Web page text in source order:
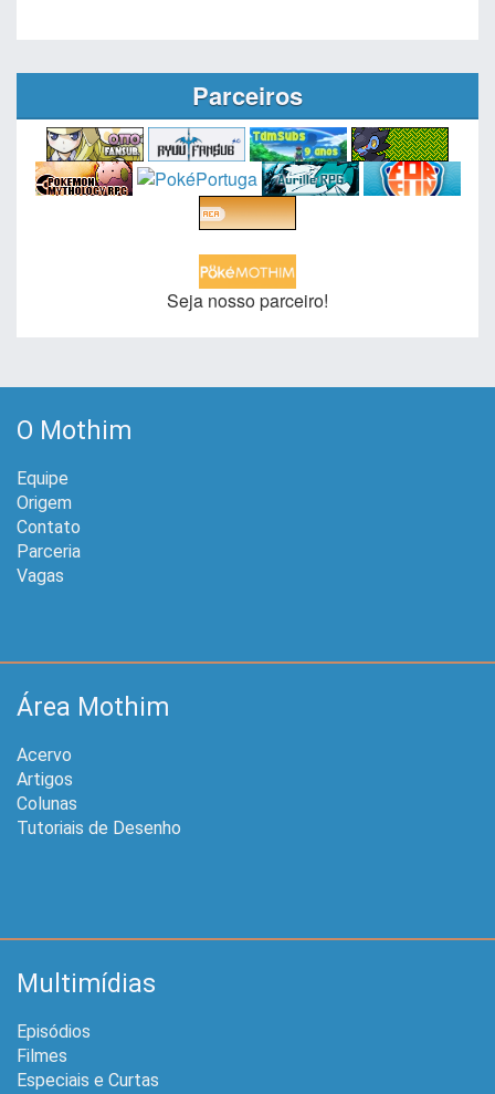
Parceiros
Seja nosso parceiro!
O Mothim
Equipe
Origem
Contato
Parceria
Vagas
Área Mothim
Acervo
Artigos
Colunas
Tutoriais de Desenho
Multimídias
Episódios
Filmes
Especiais e Curtas